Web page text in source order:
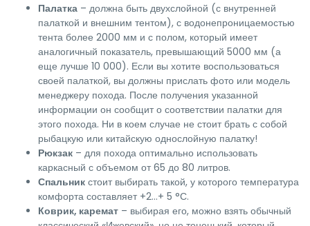
Палатка – должна быть двухслойной (с внутренней
палаткой и внешним тентом), с водонепроницаемостью
тента более 2000 мм и с полом, который имеет
аналогичный показатель, превышающий 5000 мм (а
еще лучше 10 000). Если вы хотите воспользоваться
своей палаткой, вы должны прислать фото или модель
менеджеру похода. После получения указанной
информации он сообщит о соответствии палатки для
этого похода. Ни в коем случае не стоит брать с собой
рыбацкую или китайскую однослойную палатку!
Рюкзак – для похода оптимально использовать
каркасный с объемом от 65 до 80 литров.
Спальник стоит выбирать такой, у которого температура
комфорта составляет +2…+ 5 °С.
Коврик, каремат – выбирая его, можно взять обычный